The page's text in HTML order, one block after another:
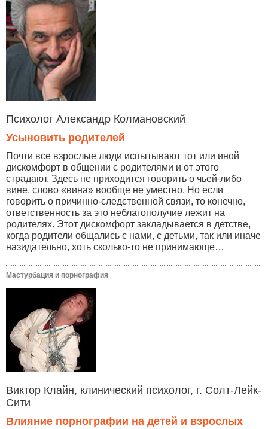
Психолог Александр Колмановский
Усыновить родителей
Почти все взрослые люди испытывают тот или иной
дискомфорт в общении с родителями и от этого
страдают. Здесь не приходится говорить о чьей-либо
вине, слово «вина» вообще не уместно. Но если
говорить о причинно-следственной связи, то конечно,
ответственность за это неблагополучие лежит на
родителях. Этот дискомфорт закладывается в детстве,
когда родители общались с нами, с детьми, так или иначе
назидательно, хоть сколько-то не принимающе…
Мастурбация и порнография
Виктор Клайн, клинический психолог, г. Солт-Лейк-
Сити
Влияние порнографии на детей и взрослых